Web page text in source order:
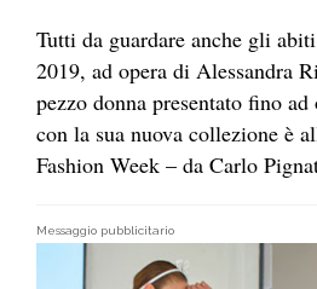
Tutti da guardare anche gli
2019, ad opera di Alessandra
pezzo donna presentato fino
con la sua nuova collezione è
Fashion Week – da Carlo
Messaggio pubblicitario